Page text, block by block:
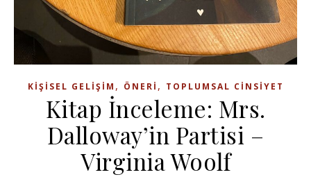
KIŞISEL GELIŞIM , ÖNERI , TOPLUMSAL CINSIYET
Kitap İnceleme: Mrs.
Dalloway’in Partisi –
Virginia Woolf